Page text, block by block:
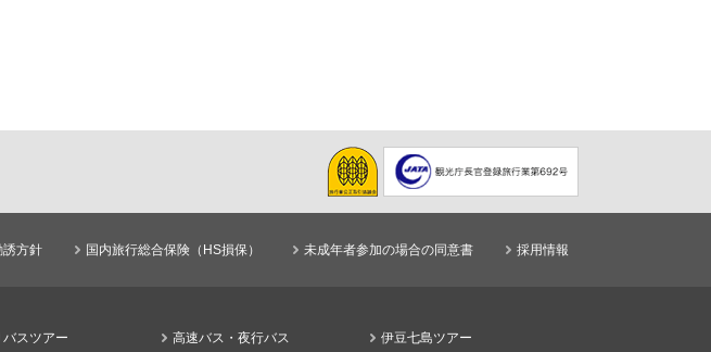
誘方針 国内旅行総合保険（HS損保） 未成年者参加の場合の同意書 採用情報
バスツアー
高速バス・夜行バス
伊豆七島ツアー